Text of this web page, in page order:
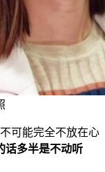
可能完全不放在心
话多半是不动听